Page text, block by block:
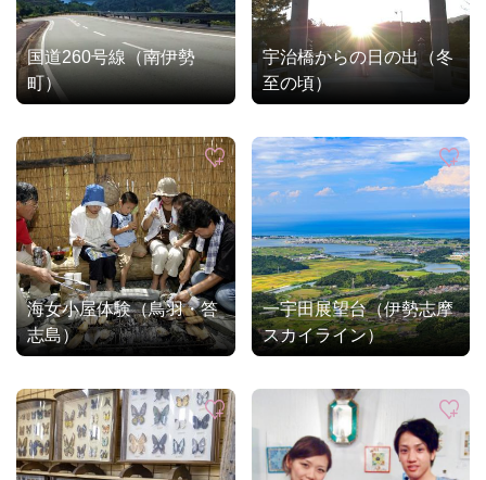
国道260号線（南伊勢
町）
宇治橋からの日の出（冬
至の頃）
海女小屋体験（鳥羽・答
志島）
一宇田展望台（伊勢志摩
スカイライン）